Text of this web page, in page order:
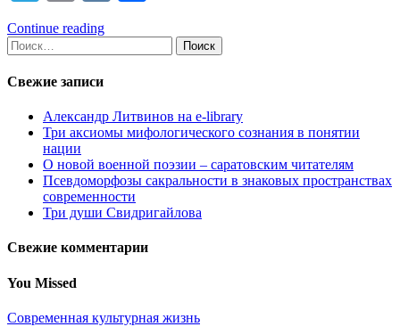
Link
Continue reading
Найти:
Свежие записи
Александр Литвинов на e-library
Три аксиомы мифологического сознания в понятии
нации
О новой военной поэзии – саратовским читателям
Псевдоморфозы сакральности в знаковых пространствах
современности
Три души Свидригайлова
Свежие комментарии
You Missed
Современная культурная жизнь